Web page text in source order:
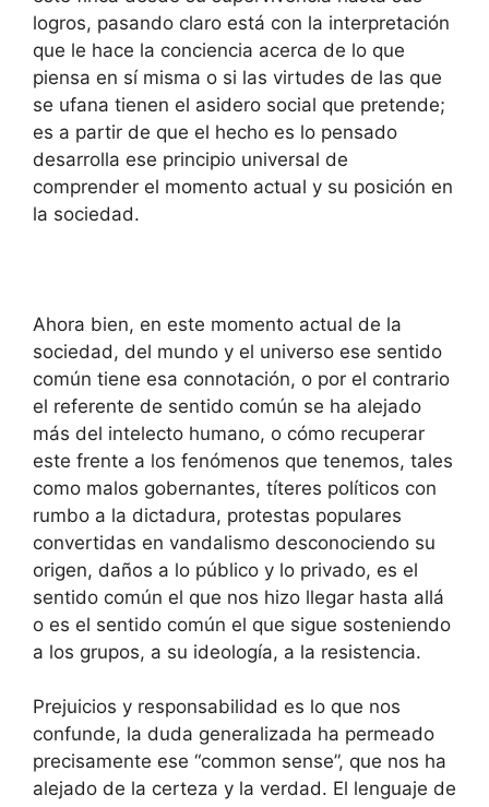
logros, pasando claro está con la interpretación
que le hace la conciencia acerca de lo que
piensa en sí misma o si las virtudes de las que
se ufana tienen el asidero social que pretende;
es a partir de que el hecho es lo pensado
desarrolla ese principio universal de
comprender el momento actual y su posición en
la sociedad.
Ahora bien, en este momento actual de la
sociedad, del mundo y el universo ese sentido
común tiene esa connotación, o por el contrario
el referente de sentido común se ha alejado
más del intelecto humano, o cómo recuperar
este frente a los fenómenos que tenemos, tales
como malos gobernantes, títeres políticos con
rumbo a la dictadura, protestas populares
convertidas en vandalismo desconociendo su
origen, daños a lo público y lo privado, es el
sentido común el que nos hizo llegar hasta allá
o es el sentido común el que sigue sosteniendo
a los grupos, a su ideología, a la resistencia.
Prejuicios y responsabilidad es lo que nos
confunde, la duda generalizada ha permeado
precisamente ese “common sense”, que nos ha
alejado de la certeza y la verdad. El lenguaje de